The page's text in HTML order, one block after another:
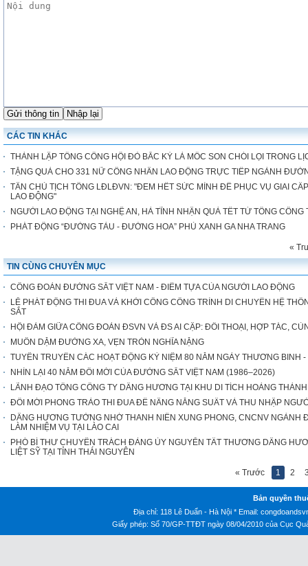
CÁC TIN KHÁC
THÀNH LẬP TỔNG CÔNG HỘI ĐỎ BẮC KỲ LÀ MỐC SON CHÓI LỌI TRONG
TẶNG QUÀ CHO 331 NỮ CÔNG NHÂN LAO ĐỘNG TRỰC TIẾP NGÀNH
TÂN CHỦ TỊCH TỔNG LĐLĐVN: "ĐEM HẾT SỨC MÌNH ĐỂ PHỤC VỤ GIAI
LAO ĐỘNG"
NGƯỜI LAO ĐỘNG TẠI NGHỆ AN, HÀ TĨNH NHẬN QUÀ TẾT TỪ TỔNG
PHÁT ĐỘNG “ĐƯỜNG TÀU - ĐƯỜNG HOA” PHỦ XANH GA NHA TRANG
«
TIN CÙNG CHUYÊN MỤC
CÔNG ĐOÀN ĐƯỜNG SẮT VIỆT NAM - ĐIỂM TỰA CỦA NGƯỜI LAO ĐỘNG
LỄ PHÁT ĐỘNG THI ĐUA VÀ KHỞI CÔNG CÔNG TRÌNH DI CHUYỂN HỆ
SẮT
HỘI ĐÀM GIỮA CÔNG ĐOÀN ĐSVN VÀ ĐS AI CẬP: ĐỐI THOẠI, HỢP TÁC,
MUÔN DẶM ĐƯỜNG XA, VẸN TRÒN NGHĨA NẶNG
TUYÊN TRUYỀN CÁC HOẠT ĐỘNG KỶ NIỆM 80 NĂM NGÀY THƯƠNG BINH
NHÌN LẠI 40 NĂM ĐỔI MỚI CỦA ĐƯỜNG SẮT VIỆT NAM (1986–2026)
LÃNH ĐẠO TỔNG CÔNG TY DÂNG HƯƠNG TẠI KHU DI TÍCH HOÀNG
ĐỔI MỚI PHONG TRÀO THI ĐUA ĐỂ NÂNG NĂNG SUẤT VÀ THU NHẬP
DÂNG HƯƠNG TƯỞNG NHỚ THANH NIÊN XUNG PHONG, CNCNV NGÀNH
LÀM NHIỆM VỤ TẠI LÀO CAI
PHÓ BÍ THƯ CHUYÊN TRÁCH ĐẢNG ỦY NGUYỄN TẤT THƯƠNG DÂNG
LIỆT SỸ TẠI TỈNH THÁI NGUYÊN
« Trước 1 2
Bản quyền
Địa chỉ: 118 Lê Duẩn - Hà Nội * Email:
Giấy phép: Số 70/GP-TTĐT ngày 08/04/2010 của Cục